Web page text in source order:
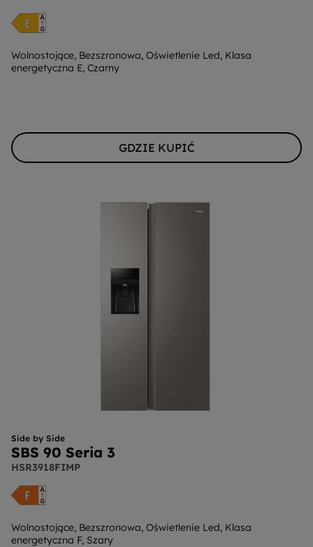
narzędzie
do
energii
Youreko.
Wolnostojące, Bezszronowa, Oświetlenie Led, Klasa
energetyczna E, Czarny
GDZIE KUPIĆ
Side by Side
SBS 90 Seria 3
HSR3918FIMP
Wolnostojące, Bezszronowa, Oświetlenie Led, Klasa
energetyczna F, Szary